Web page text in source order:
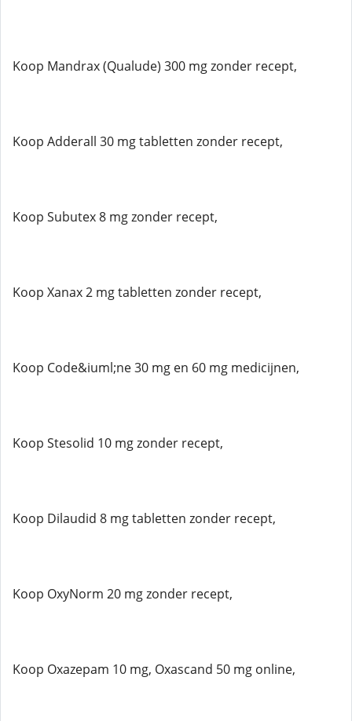
Koop Mandrax (Qualude) 300 mg zonder recept,
Koop Adderall 30 mg tabletten zonder recept,
Koop Subutex 8 mg zonder recept,
Koop Xanax 2 mg tabletten zonder recept,
Koop Code&iuml;ne 30 mg en 60 mg medicijnen,
Koop Stesolid 10 mg zonder recept,
Koop Dilaudid 8 mg tabletten zonder recept,
Koop OxyNorm 20 mg zonder recept,
Koop Oxazepam 10 mg, Oxascand 50 mg online,